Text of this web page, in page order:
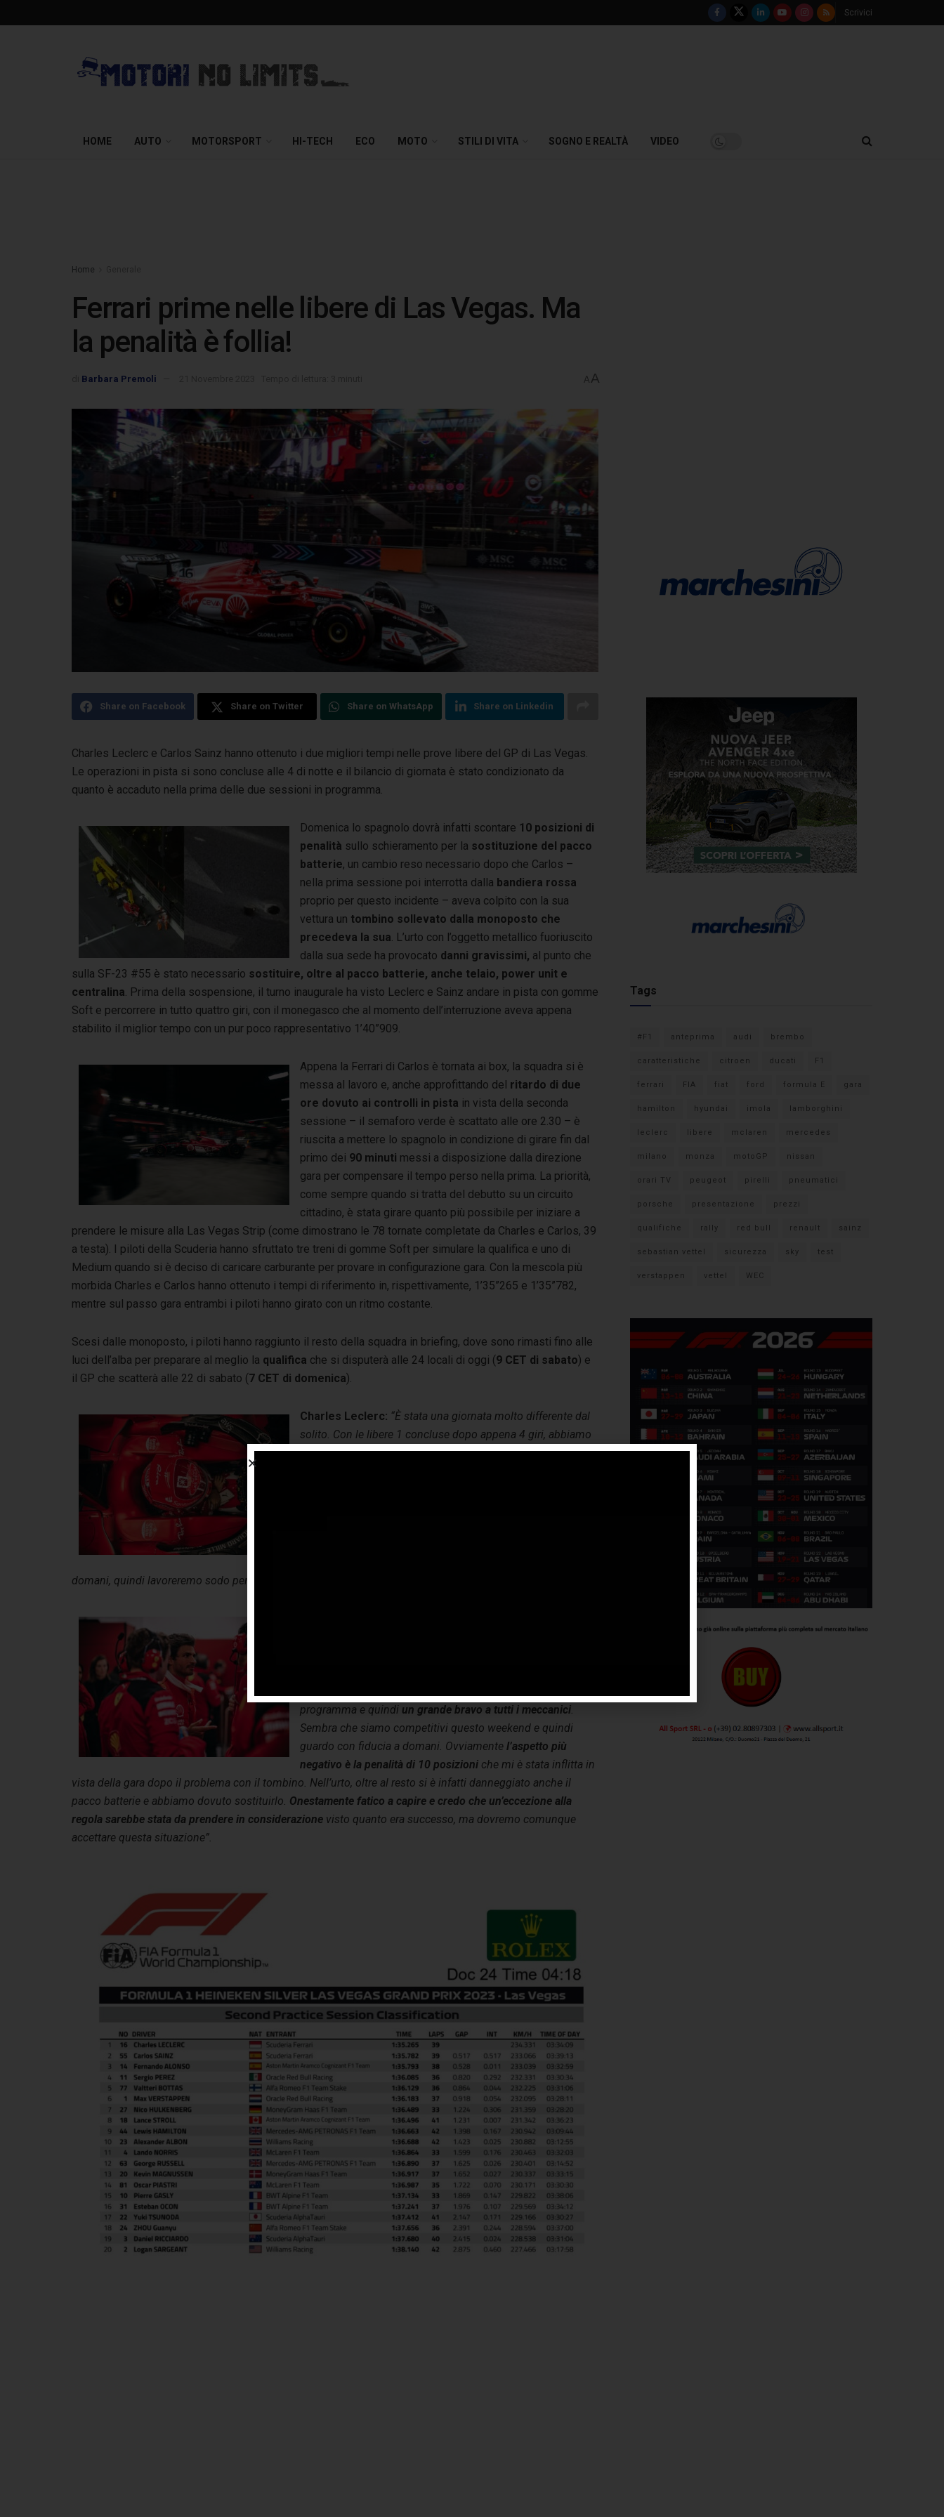
Scrivici
HOME AUTO MOTORSPORT HI-TECH ECO MOTO STILI DI VITA SOGNO E REALTÀ VIDEO
Home
Ferrari prime nelle libere di Las Vegas. Ma
la penalità è follia!
Barbara Premoli A A
Share on Facebook Share on Twitter Share on WhatsApp Share on Linkedin
Charles Leclerc e Carlos Sainz hanno ottenuto i due migliori tempi nelle prove libere del GP di Las Vegas.
Le operazioni in pista si sono concluse alle 4 di notte e il bilancio di giornata è stato condizionato da
quanto è accaduto nella prima delle due sessioni in programma.
Domenica lo spagnolo dovrà infatti scontare 10 posizioni di
penalità sullo schieramento per la sostituzione del pacco
batterie, un cambio reso necessario dopo che Carlos –
nella prima sessione poi interrotta dalla bandiera rossa
proprio per questo incidente – aveva colpito con la sua
vettura un tombino sollevato dalla monoposto che
precedeva la sua . L’urto con l’oggetto metallico fuoriuscito
dalla sua sede ha provocato danni gravissimi, al punto che
sulla SF-23 #55 è stato necessario sostituire, oltre al pacco batterie, anche telaio, power unit e
centralina . Prima della sospensione, il turno inaugurale ha visto Leclerc e Sainz andare in pista con gomme
Soft e percorrere in tutto quattro giri, con il monegasco che al momento dell’interruzione aveva appena
stabilito il miglior tempo con un pur poco rappresentativo 1’40”909.
Appena la Ferrari di Carlos è tornata ai box, la squadra si è
messa al lavoro e, anche approfittando del ritardo di due
ore dovuto ai controlli in pista in vista della seconda
sessione – il semaforo verde è scattato alle ore 2.30 – è
riuscita a mettere lo spagnolo in condizione di girare fin dal
primo dei 90 minuti messi a disposizione dalla direzione
gara per compensare il tempo perso nella prima. La priorità,
come sempre quando si tratta del debutto su un circuito
cittadino, è stata girare quanto più possibile per iniziare a
prendere le misure alla Las Vegas Strip (come dimostrano le 78 tornate completate da Charles e Carlos, 39
a testa). I piloti della Scuderia hanno sfruttato tre treni di gomme Soft per simulare la qualifica e uno di
Medium quando si è deciso di caricare carburante per provare in configurazione gara. Con la mescola più
morbida Charles e Carlos hanno ottenuto i tempi di riferimento in, rispettivamente, 1’35”265 e 1’35”782,
mentre sul passo gara entrambi i piloti hanno girato con un ritmo costante.
Scesi dalle monoposto, i piloti hanno raggiunto il resto della squadra in briefing, dove sono rimasti fino alle
luci dell’alba per preparare al meglio la qualifica che si disputerà alle 24 locali di oggi (9 CET di sabato) e
il GP che scatterà alle 22 di sabato (7 CET di domenica).
Charles Leclerc: “È stata una giornata molto differente dal
solito. Con le libere 1 concluse dopo appena 4 giri, abbiamo
dovuto fare più chilometri possibile nella seconda sessione,
domani, quindi lavoreremo sodo per mantenere questo stato di forma”.
programma e quindi un grande bravo a tutti i meccanici
Sembra che siamo competitivi questo weekend e quindi
guardo con fiducia a domani. Ovviamente l’aspetto più
negativo è la penalità di 10 posizioni che mi è stata inflitta in
vista della gara dopo il problema con il tombino. Nell’urto, oltre al resto si è infatti danneggiato anche il
pacco batterie e abbiamo dovuto sostituirlo. Onestamente fatico a capire e credo che un’eccezione alla
regola sarebbe stata da prendere in considerazione visto quanto era successo, ma dovremo comunque
accettare questa situazione”.
Tags
#F1 anteprima audi brembo
caratteristiche citroen ducati F1
ferrari FIA fiat ford formula E gara
hamilton hyundai imola lamborghini
leclerc libere mclaren mercedes
milano monza motoGP nissan
orari TV peugeot pirelli pneumatici
porsche presentazione prezzi
qualifiche rally red bull renault sainz
sebastian vettel sicurezza sky test
verstappen vettel WEC